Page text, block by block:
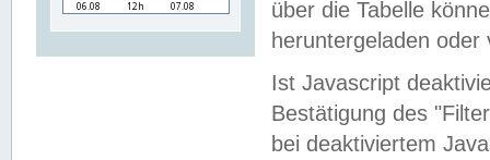
über die Tabelle
heruntergeladen oder
Ist Javascript
Bestätigung des
bei deaktiviertem